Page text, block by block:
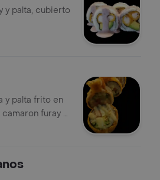
y palta, cubierto
y palta frito en
furay y